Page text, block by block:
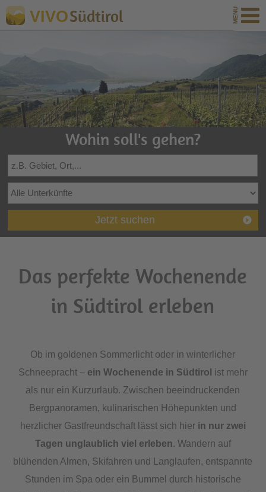
VIVOSüdtirol
Wohin soll's gehen?
Jetzt suchen
Das perfekte Wochenende
in Südtirol erleben
Ob im goldenen Sommerlicht oder in winterlicher
Schneepracht – ein Wochenende in Südtirol ist mehr
als nur ein Kurzurlaub. Zwischen beeindruckenden
Bergpanoramen, kulinarischen Höhepunkten und
herzlicher Gastfreundschaft lässt sich hier in nur zwei
Tagen unglaublich viel erleben. Wandern auf
blühenden Almen, Skifahren und Langlaufen, entspannte
Stunden im Spa oder ein Bummel durch historische